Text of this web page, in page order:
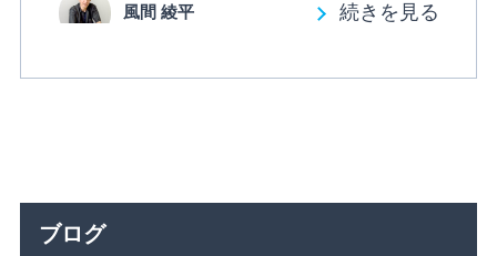
風間 綾平 続きを見る
ブログ